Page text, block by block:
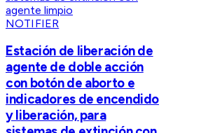
NOTIFIER
Estación de liberación de
agente de doble acción
con botón de aborto e
indicadores de encendido
y liberación, para